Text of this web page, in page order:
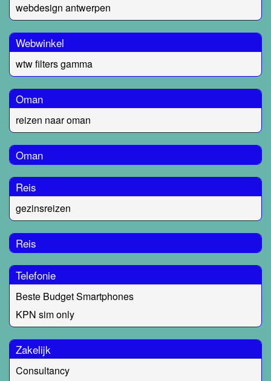
webdesign antwerpen
Webwinkel
wtw filters gamma
Oman
reizen naar oman
Oman
Reis
gezinsreizen
Reis
Telefonie
Beste Budget Smartphones
KPN sim only
Zakelijk
Consultancy